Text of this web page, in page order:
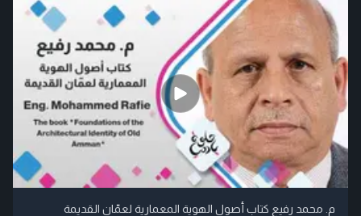
م. محمد رفيع كتاب أصول الهوية المعمارية لعمّان القديمة